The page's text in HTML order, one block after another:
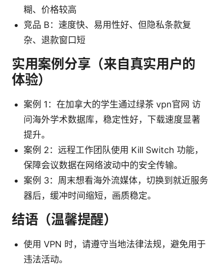
糊、价格较高
竞品 B：速度快、易用性好、但隐私条款复
杂、退款窗口短
实用案例分享（来自真实用户的
体验）
案例 1：在加拿大的学生通过绿茶 vpn官网 访
问海外学术数据库，稳定性好，下载速度显著
提升。
案例 2：远程工作团队使用 Kill Switch 功能，
保障会议数据在网络波动中的安全传输。
案例 3：周末想看海外流媒体，切换到就近服务
器后，缓冲时间缩短，画质稳定。
结语（温馨提醒）
使用 VPN 时，请遵守当地法律法规，避免用于
违法活动。